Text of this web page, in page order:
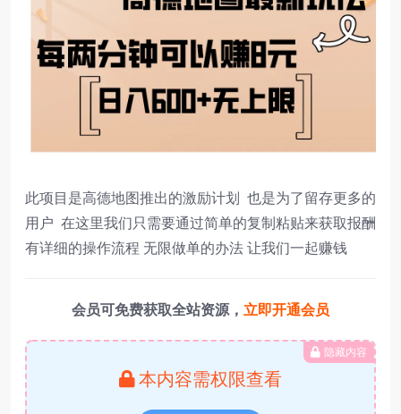
此项目是高德地图推出的激励计划 也是为了留存更多的
用户 在这里我们只需要通过简单的复制粘贴来获取报酬
有详细的操作流程 无限做单的办法 让我们一起赚钱
会员可免费获取全站资源， 立即开通会员
隐藏内容
本内容需权限查看